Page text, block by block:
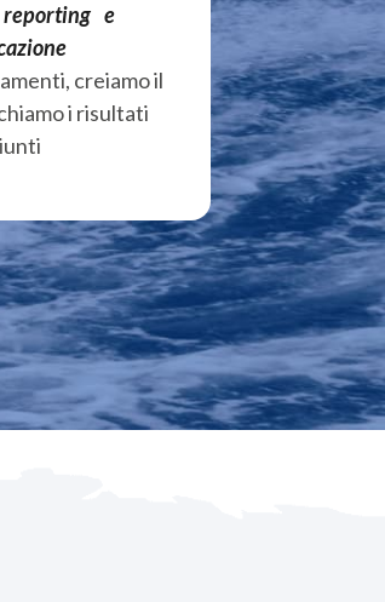
reporting e
creiamo il
i risultati